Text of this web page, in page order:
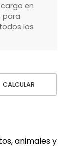
en
para
los
CALCULAR
animales y